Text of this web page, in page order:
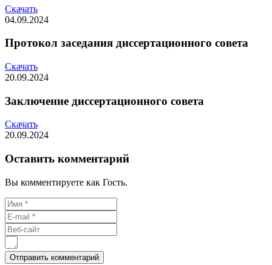
Скачать
04.09.2024
Протокол заседания диссертационного совета
Скачать
20.09.2024
Заключение диссертационного совета
Скачать
20.09.2024
Оставить комментарий
Вы комментируете как Гость.